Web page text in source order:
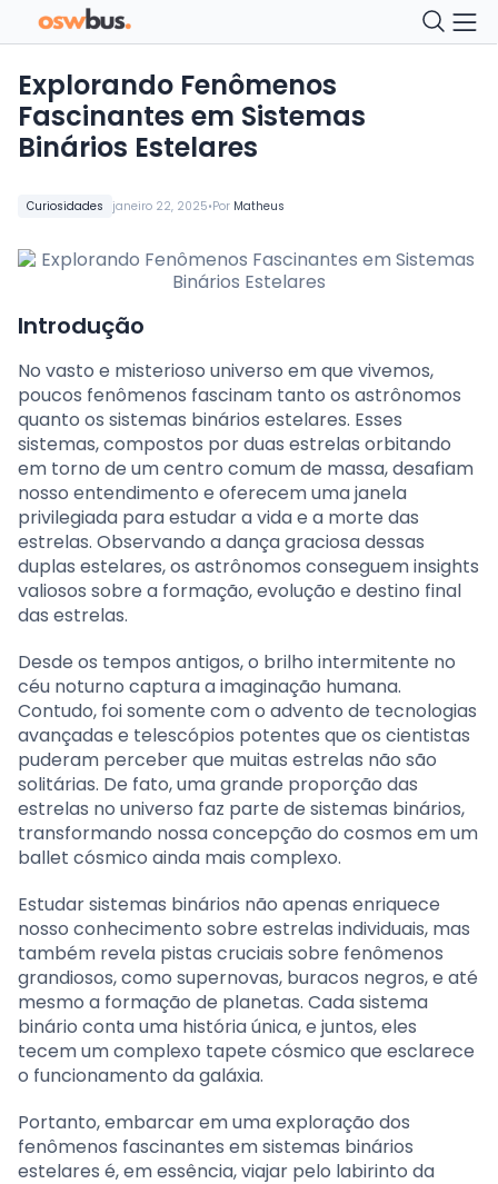
Curiosidades janeiro 22, 2025•Por Matheus
Explorando Fenômenos
Fascinantes em Sistemas
Binários Estelares
Introdução
No vasto e misterioso universo em que vivemos,
poucos fenômenos fascinam tanto os astrônomos
quanto os sistemas binários estelares. Esses
sistemas, compostos por duas estrelas orbitando
em torno de um centro comum de massa, desafiam
nosso entendimento e oferecem uma janela
privilegiada para estudar a vida e a morte das
estrelas. Observando a dança graciosa dessas
duplas estelares, os astrônomos conseguem insights
valiosos sobre a formação, evolução e destino final
das estrelas.
Desde os tempos antigos, o brilho intermitente no
céu noturno captura a imaginação humana.
Contudo, foi somente com o advento de tecnologias
avançadas e telescópios potentes que os cientistas
puderam perceber que muitas estrelas não são
solitárias. De fato, uma grande proporção das
estrelas no universo faz parte de sistemas binários,
transformando nossa concepção do cosmos em um
ballet cósmico ainda mais complexo.
Estudar sistemas binários não apenas enriquece
nosso conhecimento sobre estrelas individuais, mas
também revela pistas cruciais sobre fenômenos
grandiosos, como supernovas, buracos negros, e até
mesmo a formação de planetas. Cada sistema
binário conta uma história única, e juntos, eles
tecem um complexo tapete cósmico que esclarece
o funcionamento da galáxia.
Portanto, embarcar em uma exploração dos
fenômenos fascinantes em sistemas binários
estelares é, em essência, viajar pelo labirinto da